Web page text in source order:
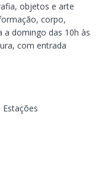
objetos e arte
corpo,
a domingo das 10h às
com entrada
Estações